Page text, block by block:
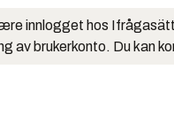
innlogget hos
av brukerkonto. Du kan